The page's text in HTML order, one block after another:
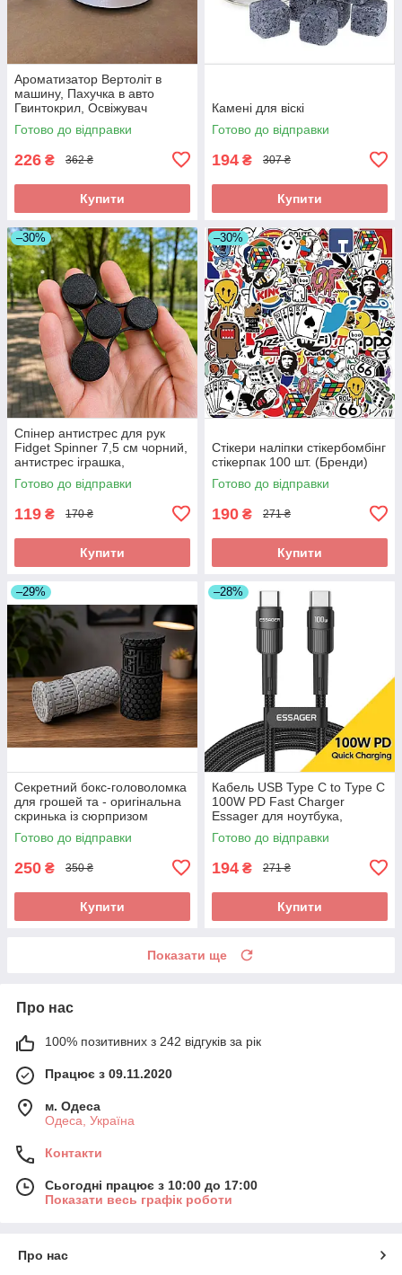
Ароматизатор Вертоліт в
машину, Пахучка в авто
Гвинтокрил, Освіжувач
повітря
Готово до відправки
226 ₴ 362 ₴
Купити
Камені для віскі
Готово до відправки
194 ₴ 307 ₴
Купити
–30%
Спінер антистрес для рук
Fidget Spinner 7,5 см чорний,
антистрес іграшка,
кишеньковий спінер, спінер
для дітей та дорослих
Готово до відправки
119 ₴ 170 ₴
Купити
–30%
Стікери наліпки стікербомбінг
стікерпак 100 шт. (Бренди)
Готово до відправки
190 ₴ 271 ₴
Купити
–29%
Секретний бокс-головоломка
для грошей та - оригінальна
скринька із сюрпризом
Готово до відправки
250 ₴ 350 ₴
Купити
–28%
Кабель USB Type C to Type C
100W PD Fast Charger
Essager для ноутбука,
смартфона, планшета
Samsung Xiaomi Poco
Готово до відправки
194 ₴ 271 ₴
Купити
Показати ще
Про нас
100% позитивних з 242 відгуків за рік
Працює з 09.11.2020
м. Одеса
Одеса, Україна
Контакти
Сьогодні працює з 10:00 до 17:00
Показати весь графік роботи
Про нас